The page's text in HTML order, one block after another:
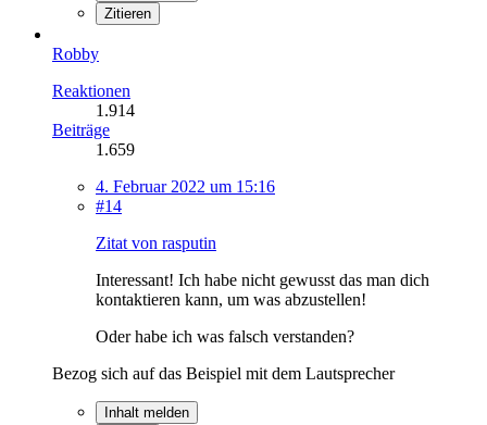
Zitieren
Robby
Reaktionen
1.914
Beiträge
1.659
4. Februar 2022 um 15:16
#14
Zitat von rasputin
Interessant! Ich habe nicht gewusst das man dich
kontaktieren kann, um was abzustellen!
Oder habe ich was falsch verstanden?
Bezog sich auf das Beispiel mit dem Lautsprecher
Inhalt melden